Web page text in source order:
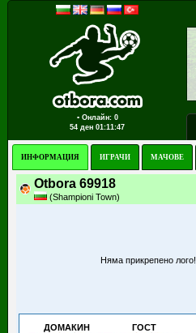
▪ Онлайн: 0
54 ден 01:11:47
ИНФОРМАЦИЯ ИГРАЧИ МАЧОВЕ
Otbora 69918
(Shampioni Town)
Няма прикрепено лого!
ДОМАКИН ГОСТ